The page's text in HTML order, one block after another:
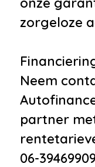
zorgeloze
Neem
partner
06-